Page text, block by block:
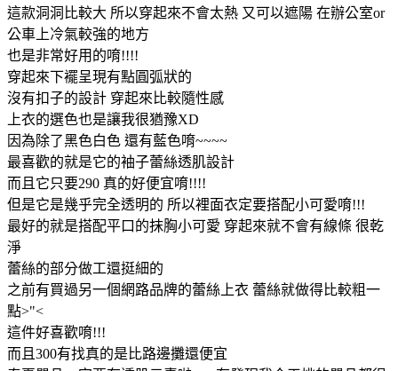
這款洞洞比較大 所以穿起來不會太熱 又可以遮陽 在辦公室or
公車上冷氣較強的地方
也是非常好用的唷!!!!
穿起來下襬呈現有點圓弧狀的
沒有扣子的設計 穿起來比較隨性感
上衣的選色也是讓我很猶豫XD
因為除了黑色白色 還有藍色唷~~~~
最喜歡的就是它的袖子蕾絲透肌設計
而且它只要290 真的好便宜唷!!!!
但是它是幾乎完全透明的 所以裡面衣定要搭配小可愛唷!!!
最好的就是搭配平口的抹胸小可愛 穿起來就不會有線條 很乾
淨
蕾絲的部分做工還挺細的
之前有買過另一個網路品牌的蕾絲上衣 蕾絲就做得比較粗一
點>"<
這件好喜歡唷!!!
而且300有找真的是比路邊攤還便宜